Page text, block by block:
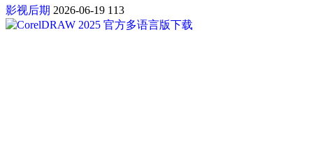
影视后期 2026-06-19 113